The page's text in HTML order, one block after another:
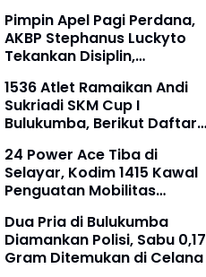
Sempurna di Piala
Kemerdekaan Bulukumpa
2026
Pimpin Apel Pagi Perdana,
AKBP Stephanus Luckyto
Tekankan Disiplin,
terhadap Organisasi
1536 Atlet Ramaikan Andi
Sukriadi SKM Cup I
Bulukumba, Berikut Daftar
24 Power Ace Tiba di
Selayar, Kodim 1415 Kawal
Penguatan Mobilitas
Dua Pria di Bulukumba
Diamankan Polisi, Sabu 0,17
Gram Ditemukan di Celana